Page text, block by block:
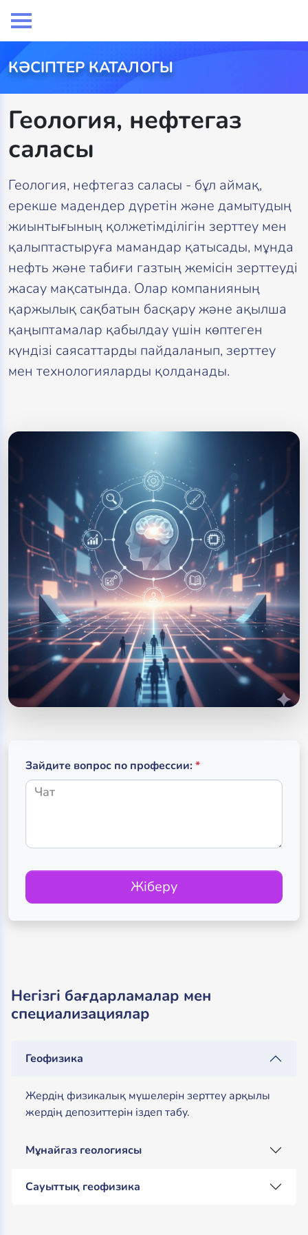
КӘСІПТЕР КАТАЛОГЫ
Геология, нефтегаз
саласы
Геология, нефтегаз саласы - бұл аймақ,
ерекше мадендер дүретін және дамытудың
жиынтығының қолжетімділігін зерттеу мен
қалыптастыруға мамандар қатысады, мұнда
нефть және табиғи газтың жемісін зерттеуді
жасау мақсатында. Олар компанияның
қаржылық сақбатын басқару және ақылша
қаңыптамалар қабылдау үшін көптеген
күндізі саясаттарды пайдаланып, зерттеу
мен технологияларды қолданады.
Зайдите вопрос по профессии:*(обязательное
(required)
Жіберу
Негізгі бағдарламалар мен
специализациялар
Геофизика
Жердің физикалық мүшелерін зерттеу арқылы
жердің депозиттерін іздеп табу.
Мұнайгаз геологиясы
Сауыттық геофизика